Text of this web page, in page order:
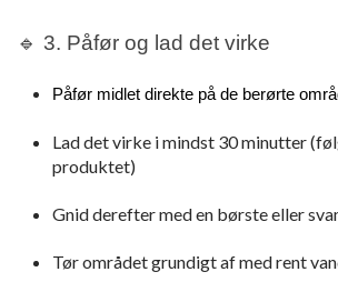
🔹 3. Påfør og lad det virke
Påfør midlet direkte på de berørte
Lad det virke i mindst 30 minutter
produktet)
Gnid derefter med en børste eller
Tør området grundigt af med rent